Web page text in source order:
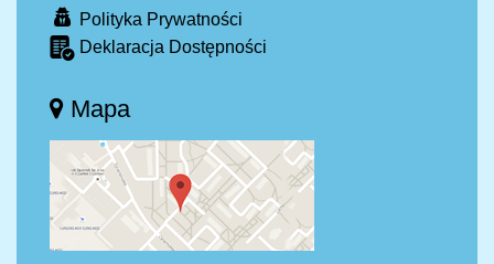
Polityka Prywatności
Deklaracja Dostępności
Mapa